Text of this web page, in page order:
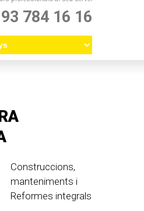
784 16 16
Construccions,
manteniments i
Reformes integrals